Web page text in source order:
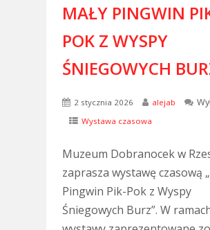
MAŁY PINGWIN
POK Z WYSPY
ŚNIEGOWYCH
2 stycznia 2026 alejab
Wystawa czasowa
Muzeum Dobranocek w
zaprasza wystawę czasową
Pingwin Pik-Pok z Wyspy
Śniegowych Burz”. W